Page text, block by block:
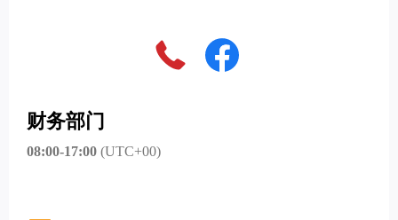
财务部门
08:00-17:00 (UTC+00)